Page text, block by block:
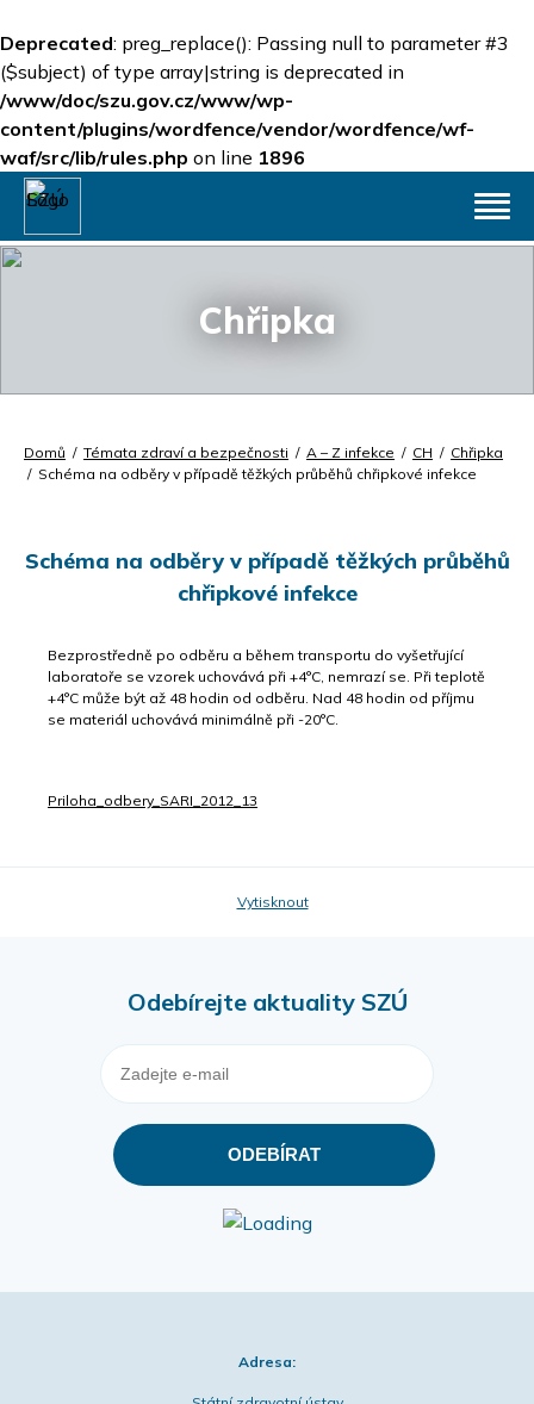
Deprecated: preg_replace(): Passing null to parameter #3
($subject) of type array|string is deprecated in
/www/doc/szu.gov.cz/www/wp-
content/plugins/wordfence/vendor/wordfence/wf-
waf/src/lib/rules.php on line 1896
Chřipka
Domů / Témata zdraví a bezpečnosti / A – Z infekce / CH / Chřipka
/ Schéma na odběry v případě těžkých průběhů chřipkové infekce
Schéma na odběry v případě těžkých průběhů
chřipkové infekce
Bezprostředně po odběru a během transportu do vyšetřující
laboratoře se vzorek uchovává při +4°C, nemrazí se. Při teplotě
+4°C může být až 48 hodin od odběru. Nad 48 hodin od příjmu
se materiál uchovává minimálně při -20°C.
Priloha_odbery_SARI_2012_13
Vytisknout
Odebírejte aktuality SZÚ
Adresa: